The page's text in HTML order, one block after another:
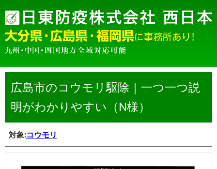
広島市のコウモリ駆除｜一つ一つ説
明がわかりやすい（N様）
対象:コウモリ